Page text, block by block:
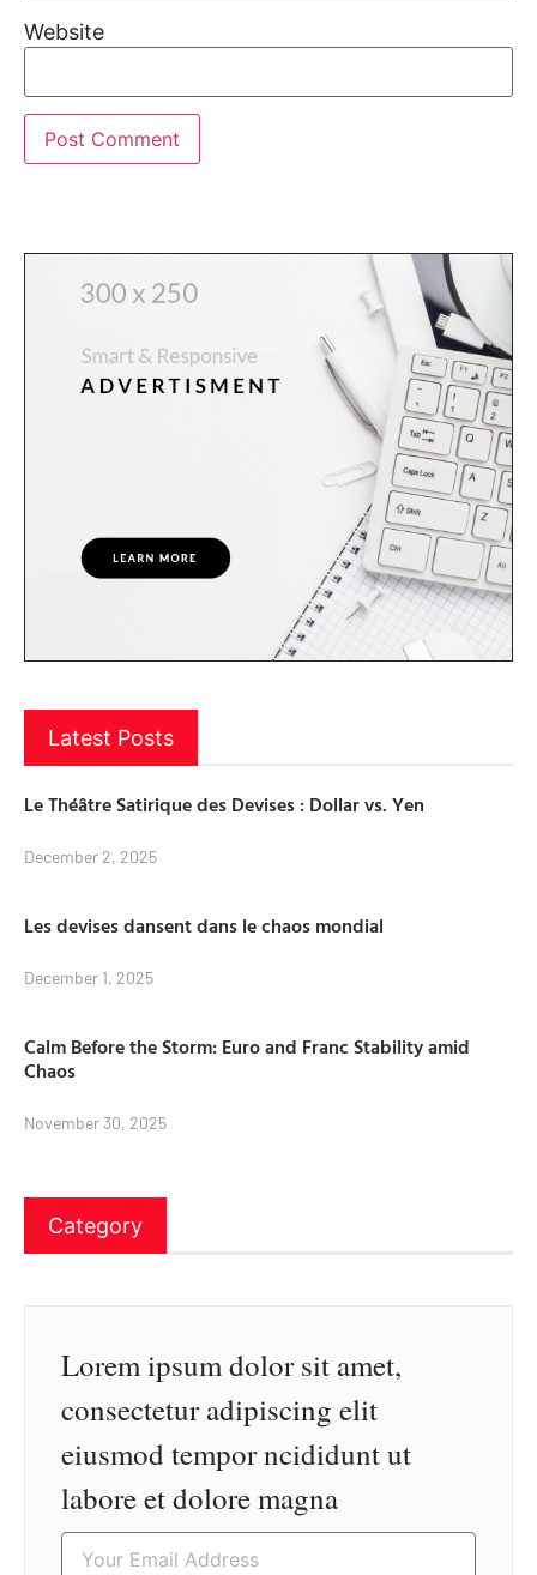
Website
Latest Posts
Le Théâtre Satirique des Devises : Dollar vs. Yen
December 2, 2025
Les devises dansent dans le chaos mondial
December 1, 2025
Calm Before the Storm: Euro and Franc Stability amid
Chaos
November 30, 2025
Category
Lorem ipsum dolor sit amet,
consectetur adipiscing elit
eiusmod tempor ncididunt ut
labore et dolore magna